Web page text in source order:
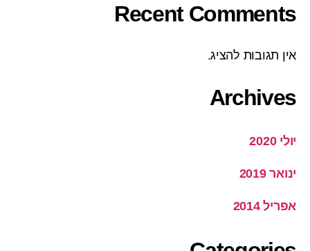
Recent Comments
אין תגובות להציג.
Archives
יולי 2020
ינואר 2019
אפריל 2014